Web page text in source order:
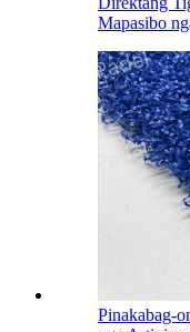
Mapasibo
Pinakabag-